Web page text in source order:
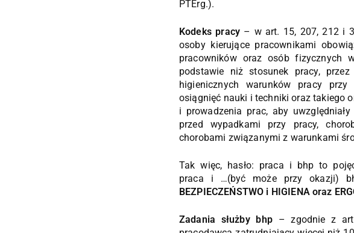
PTErg.).
Kodeks pracy – w art. 15, 207, 212 i
osoby kierujące pracownikami
pracowników oraz osób fizycznych
podstawie niż stosunek pracy,
higienicznych warunków pracy przy
osiągnięć nauki i techniki oraz takiego
i prowadzenia prac, aby
przed wypadkami przy pracy,
chorobami związanymi z warunkami
Tak więc, hasło: praca i bhp to
praca i …(być może przy okazji)
BEZPIECZEŃSTWO i HIGIENA oraz
Zadania służby bhp– zgodnie z